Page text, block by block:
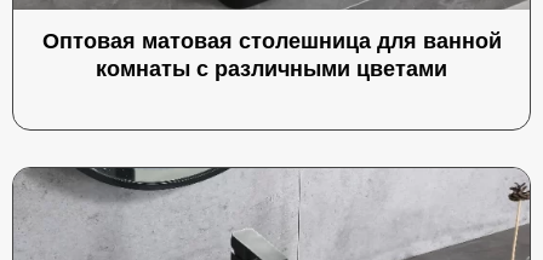
Оптовая матовая столешница для ванной
комнаты с различными цветами